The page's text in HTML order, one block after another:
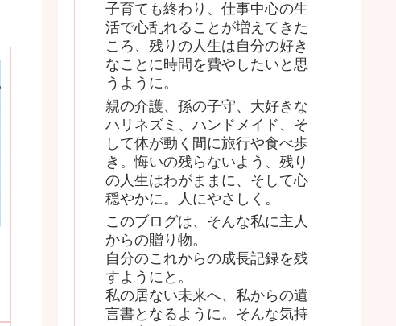
子育ても終わり、仕事中心の生
活で心乱れることが増えてきた
ころ、残りの人生は自分の好き
なことに時間を費やしたいと思
うように。
親の介護、孫の子守、大好きな
ハリネズミ、ハンドメイド、そ
して体が動く間に旅行や食べ歩
き。悔いの残らないよう、残り
の人生はわがままに、そして心
穏やかに。人にやさしく。
このブログは、そんな私に主人
からの贈り物。
自分のこれからの成長記録を残
すようにと。
私の居ない未来へ、私からの遺
言書となるように。そんな気持